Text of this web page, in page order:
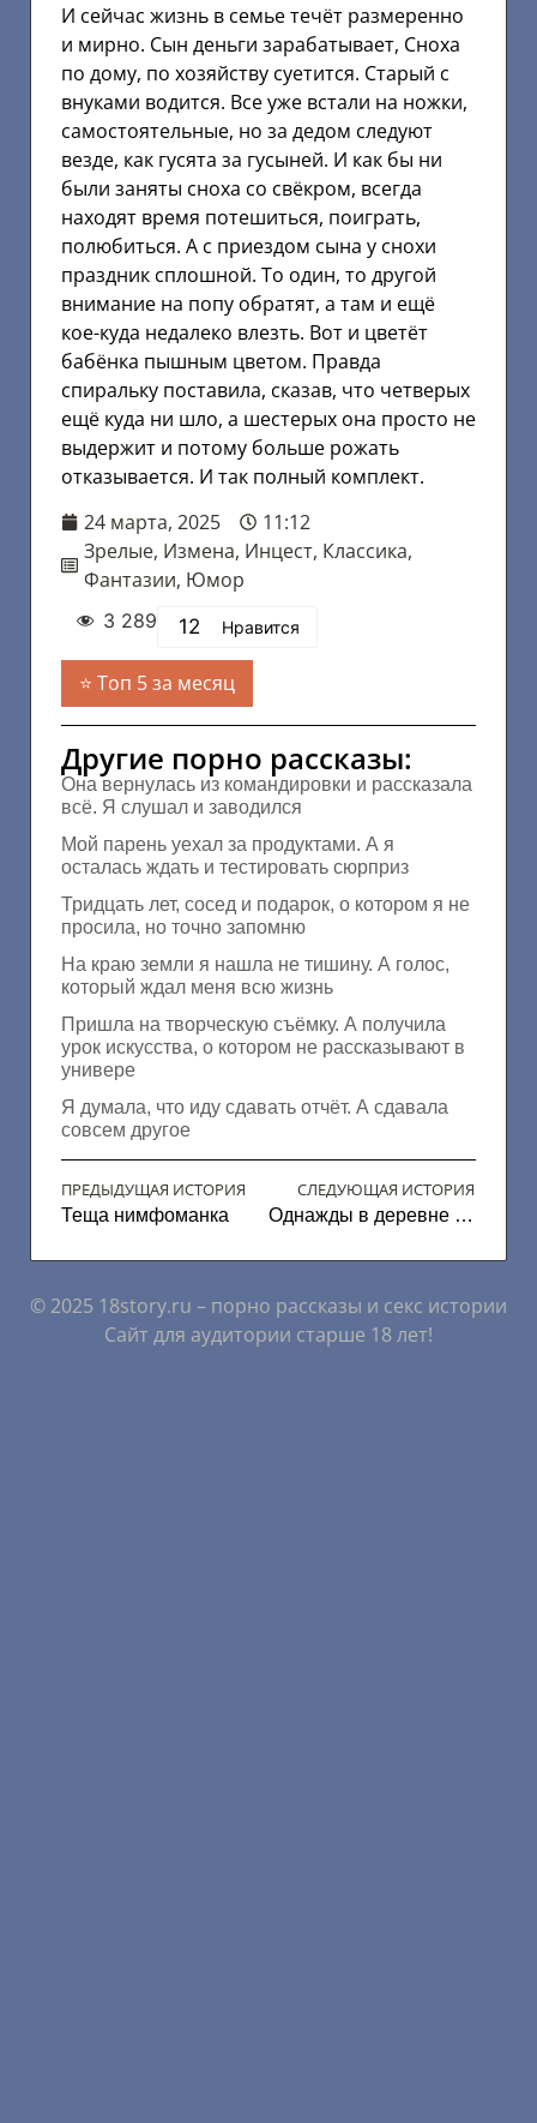
И сейчас жизнь в семье течёт размеренно
и мирно. Сын деньги зарабатывает, Сноха
по дому, по хозяйству суетится. Старый с
внуками водится. Все уже встали на ножки,
самостоятельные, но за дедом следуют
везде, как гусята за гусыней. И как бы ни
были заняты сноха со свёкром, всегда
находят время потешиться, поиграть,
полюбиться. А с приездом сына у снохи
праздник сплошной. То один, то другой
внимание на попу обратят, а там и ещё
кое-куда недалеко влезть. Вот и цветёт
бабёнка пышным цветом. Правда
спиральку поставила, сказав, что четверых
ещё куда ни шло, а шестерых она просто не
выдержит и потому больше рожать
отказывается. И так полный комплект.
24 марта, 2025
11:12
Зрелые, Измена, Инцест, Классика,
Фантазии, Юмор
3 289 12 Нравится
Топ 5 за месяц
Другие порно рассказы:
Она вернулась из командировки и рассказала
всё. Я слушал и заводился
Мой парень уехал за продуктами. А я
осталась ждать и тестировать сюрприз
Тридцать лет, сосед и подарок, о котором я не
просила, но точно запомню
На краю земли я нашла не тишину. А голос,
который ждал меня всю жизнь
Пришла на творческую съёмку. А получила
урок искусства, о котором не рассказывают в
универе
Я думала, что иду сдавать отчёт. А сдавала
совсем другое
ПРЕДЫДУЩАЯ ИСТОРИЯ
Теща нимфоманка
СЛЕДУЮЩАЯ ИСТОРИЯ
Однажды в деревне летом
© 2025 18story.ru – порно рассказы и секс истории
Сайт для аудитории старше 18 лет!